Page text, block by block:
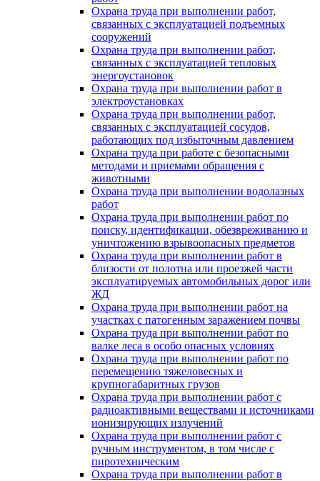
Охрана труда при выполнении работ,
связанных с эксплуатацией подъемных
сооружений
Охрана труда при выполнении работ,
связанных с эксплуатацией тепловых
энергоустановок
Охрана труда при выполнении работ в
электроустановках
Охрана труда при выполнении работ,
связанных с эксплуатацией сосудов,
работающих под избыточным давлением
Охрана труда при работе с безопасными
методами и приемами обращения с
животными
Охрана труда при выполнении водолазных
работ
Охрана труда при выполнении работ по
поиску, идентификации, обезвреживанию и
уничтожению взрывоопасных предметов
Охрана труда при выполнении работ в
близости от полотна или проезжей части
эксплуатируемых автомобильных дорог или
ЖД
Охрана труда при выполнении работ на
участках с патогенным заражением почвы
Охрана труда при выполнении работ по
валке леса в особо опасных условиях
Охрана труда при выполнении работ по
перемещению тяжеловесных и
крупногабаритных грузов
Охрана труда при выполнении работ с
радиоактивными веществами и источниками
ионизирующих излучений
Охрана труда при выполнении работ с
ручным инструментом, в том числе с
пиротехническим
Охрана труда при выполнении работ в